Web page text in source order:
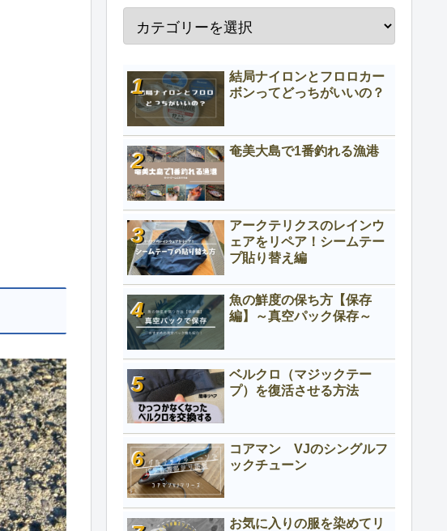
結局ナイロンとフロロカー
ボンってどっちがいいの？
奄美大島で1番釣れる漁港
アークテリクスのレインウ
ェアをリペア！シームテー
プ貼り替え編
魚の鮮度の保ち方【保存
編】～真空パック保存～
ベルクロ（マジックテー
プ）を復活させる方法
コアマン VJのシングルフ
ックチューン
お気に入りの服を染めてリ